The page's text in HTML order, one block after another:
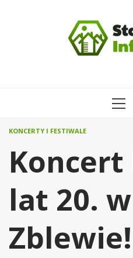
KONCERTY I FESTIWALE
lat 20. w
Zblewie!